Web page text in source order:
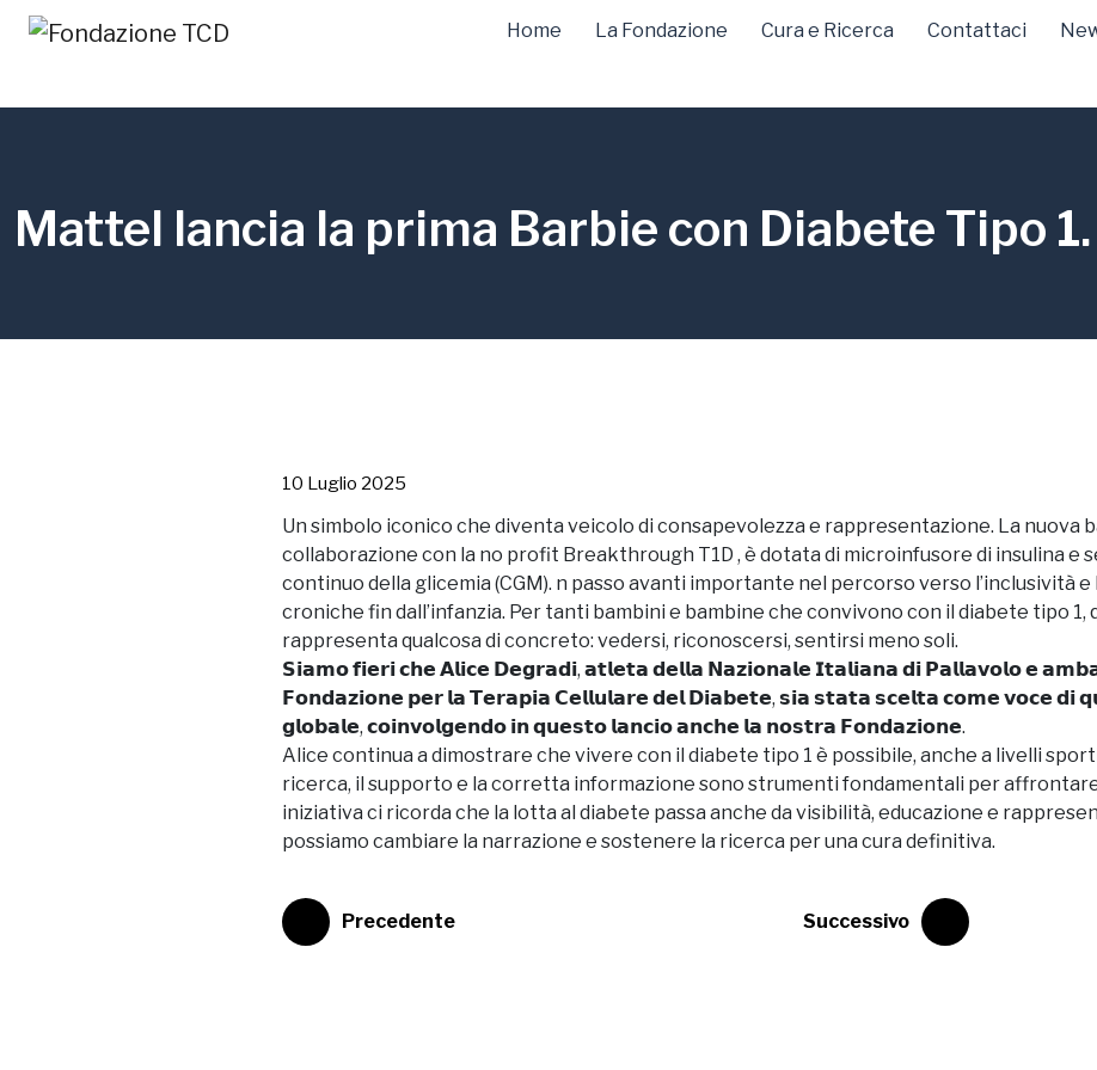
Home La Fondazione Cura e Ricerca Contattaci
Mattel lancia la prima Barbie con Diabete Tipo 1.
10 Luglio 2025
Un simbolo iconico che diventa veicolo di consapevolezza e rappresentazione. La nuova
collaborazione con la no profit Breakthrough T1D , è dotata di microinfusore di insulina e
continuo della glicemia (CGM). n passo avanti importante nel percorso verso l’inclusività e
croniche fin dall’infanzia. Per tanti bambini e bambine che convivono con il diabete tipo 1,
rappresenta qualcosa di concreto: vedersi, riconoscersi, sentirsi meno soli.
𝗦𝗶𝗮𝗺𝗼 𝗳𝗶𝗲𝗿𝗶 𝗰𝗵𝗲 𝗔𝗹𝗶𝗰𝗲 𝗗𝗲𝗴𝗿𝗮𝗱𝗶, 𝗮𝘁𝗹𝗲𝘁𝗮 𝗱𝗲𝗹𝗹𝗮 𝗡𝗮𝘇𝗶𝗼𝗻𝗮𝗹𝗲 𝗜𝘁𝗮𝗹𝗶𝗮𝗻𝗮 𝗱𝗶 𝗣𝗮𝗹𝗹𝗮𝘃𝗼𝗹𝗼 𝗲
𝗙𝗼𝗻𝗱𝗮𝘇𝗶𝗼𝗻𝗲 𝗽𝗲𝗿 𝗹𝗮 𝗧𝗲𝗿𝗮𝗽𝗶𝗮 𝗖𝗲𝗹𝗹𝘂𝗹𝗮𝗿𝗲 𝗱𝗲𝗹 𝗗𝗶𝗮𝗯𝗲𝘁𝗲, 𝘀𝗶𝗮 𝘀𝘁𝗮𝘁𝗮 𝘀𝗰𝗲𝗹𝘁𝗮 𝗰𝗼𝗺𝗲 𝘃𝗼𝗰𝗲 𝗱𝗶
𝗴𝗹𝗼𝗯𝗮𝗹𝗲, 𝗰𝗼𝗶𝗻𝘃𝗼𝗹𝗴𝗲𝗻𝗱𝗼 𝗶𝗻 𝗾𝘂𝗲𝘀𝘁𝗼 𝗹𝗮𝗻𝗰𝗶𝗼 𝗮𝗻𝗰𝗵𝗲 𝗹𝗮 𝗻𝗼𝘀𝘁𝗿𝗮 𝗙𝗼𝗻𝗱𝗮𝘇𝗶𝗼𝗻𝗲.
Alice continua a dimostrare che vivere con il diabete tipo 1 è possibile, anche a livelli
ricerca, il supporto e la corretta informazione sono strumenti fondamentali per affrontare
iniziativa ci ricorda che la lotta al diabete passa anche da visibilità, educazione e
possiamo cambiare la narrazione e sostenere la ricerca per una cura definitiva.
Precedente Successivo